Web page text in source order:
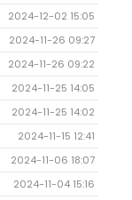
2024-12-02 15:05
2024-11-26 09:27
2024-11-26 09:22
2024-11-25 14:05
2024-11-25 14:02
2024-11-15 12:41
2024-11-06 18:07
2024-11-04 15:16